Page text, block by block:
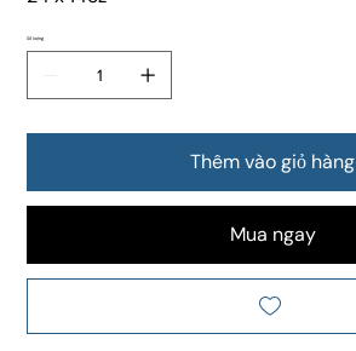
Số lượng
Thêm vào giỏ hàng
Mua ngay